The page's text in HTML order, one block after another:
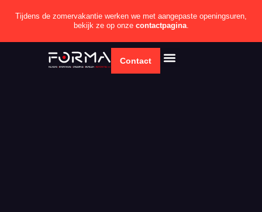
Tijdens de zomervakantie werken we met aangepaste openingsuren,
bekijk ze op onze contactpagina.
Contact